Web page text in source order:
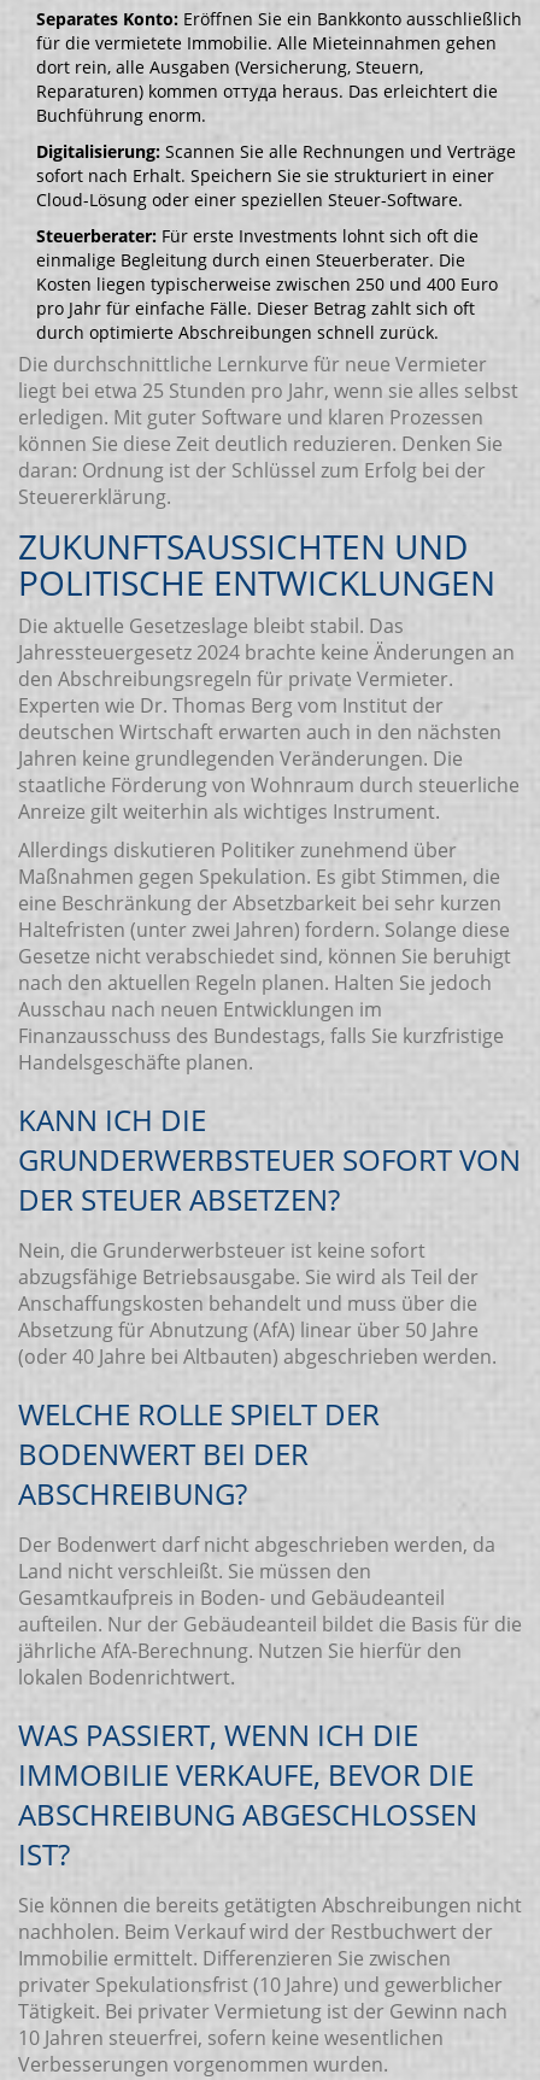
Separates Konto: Eröffnen Sie ein Bankkonto ausschließlich
für die vermietete Immobilie. Alle Mieteinnahmen gehen
dort rein, alle Ausgaben (Versicherung, Steuern,
Reparaturen) kommen оттуда heraus. Das erleichtert die
Buchführung enorm.
Digitalisierung: Scannen Sie alle Rechnungen und Verträge
sofort nach Erhalt. Speichern Sie sie strukturiert in einer
Cloud-Lösung oder einer speziellen Steuer-Software.
Steuerberater: Für erste Investments lohnt sich oft die
einmalige Begleitung durch einen Steuerberater. Die
Kosten liegen typischerweise zwischen 250 und 400 Euro
pro Jahr für einfache Fälle. Dieser Betrag zahlt sich oft
durch optimierte Abschreibungen schnell zurück.
Die durchschnittliche Lernkurve für neue Vermieter
liegt bei etwa 25 Stunden pro Jahr, wenn sie alles selbst
erledigen. Mit guter Software und klaren Prozessen
können Sie diese Zeit deutlich reduzieren. Denken Sie
daran: Ordnung ist der Schlüssel zum Erfolg bei der
Steuererklärung.
ZUKUNFTSAUSSICHTEN UND
POLITISCHE ENTWICKLUNGEN
Die aktuelle Gesetzeslage bleibt stabil. Das
Jahressteuergesetz 2024 brachte keine Änderungen an
den Abschreibungsregeln für private Vermieter.
Experten wie Dr. Thomas Berg vom Institut der
deutschen Wirtschaft erwarten auch in den nächsten
Jahren keine grundlegenden Veränderungen. Die
staatliche Förderung von Wohnraum durch steuerliche
Anreize gilt weiterhin als wichtiges Instrument.
Allerdings diskutieren Politiker zunehmend über
Maßnahmen gegen Spekulation. Es gibt Stimmen, die
eine Beschränkung der Absetzbarkeit bei sehr kurzen
Haltefristen (unter zwei Jahren) fordern. Solange diese
Gesetze nicht verabschiedet sind, können Sie beruhigt
nach den aktuellen Regeln planen. Halten Sie jedoch
Ausschau nach neuen Entwicklungen im
Finanzausschuss des Bundestags, falls Sie kurzfristige
Handelsgeschäfte planen.
KANN ICH DIE
GRUNDERWERBSTEUER SOFORT VON
DER STEUER ABSETZEN?
Nein, die Grunderwerbsteuer ist keine sofort
abzugsfähige Betriebsausgabe. Sie wird als Teil der
Anschaffungskosten behandelt und muss über die
Absetzung für Abnutzung (AfA) linear über 50 Jahre
(oder 40 Jahre bei Altbauten) abgeschrieben werden.
WELCHE ROLLE SPIELT DER
BODENWERT BEI DER
ABSCHREIBUNG?
Der Bodenwert darf nicht abgeschrieben werden, da
Land nicht verschleißt. Sie müssen den
Gesamtkaufpreis in Boden- und Gebäudeanteil
aufteilen. Nur der Gebäudeanteil bildet die Basis für die
jährliche AfA-Berechnung. Nutzen Sie hierfür den
lokalen Bodenrichtwert.
WAS PASSIERT, WENN ICH DIE
IMMOBILIE VERKAUFE, BEVOR DIE
ABSCHREIBUNG ABGESCHLOSSEN
IST?
Sie können die bereits getätigten Abschreibungen nicht
nachholen. Beim Verkauf wird der Restbuchwert der
Immobilie ermittelt. Differenzieren Sie zwischen
privater Spekulationsfrist (10 Jahre) und gewerblicher
Tätigkeit. Bei privater Vermietung ist der Gewinn nach
10 Jahren steuerfrei, sofern keine wesentlichen
Verbesserungen vorgenommen wurden.